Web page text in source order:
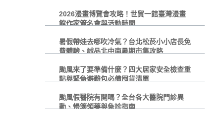
2026漫畫博覽會攻略！世貿一館臺灣漫畫
館作家簽名會與活動時間
暑假帶娃去哪吹冷氣？台北松菸小小店長免
費體驗、誠品北中南暑期市集攻略
颱風來了要準備什麼？四大居家安全檢查重
點與緊急避難包必備囤貨清單
颱風假醫院有開嗎？全台各大醫院門診異
動、慢箋領藥與急診指南